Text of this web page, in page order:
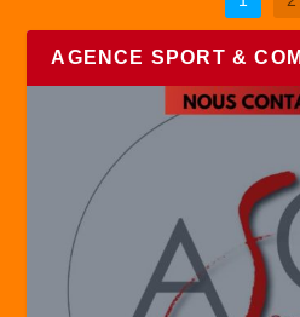
AGENCE SPORT &